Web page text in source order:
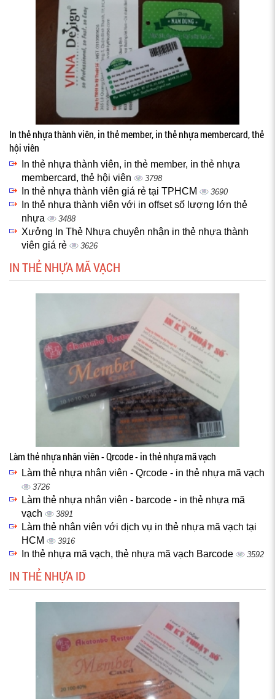
In thẻ nhựa thành viên, in thẻ member, in thẻ nhựa membercard, thẻ
hội viên
In thẻ nhựa thành viên, in thẻ member, in thẻ nhựa
membercard, thẻ hội viên
3798
In thẻ nhựa thành viên giá rẻ tại TPHCM 3690
In thẻ nhựa thành viên với in offset số lượng lớn thẻ
nhựa
3488
Xưởng In Thẻ Nhựa chuyên nhận in thẻ nhựa thành
viên giá rẻ
3626
IN THẺ NHỰA MÃ VẠCH
Làm thẻ nhựa nhân viên - Qrcode - in thẻ nhựa mã vạch
Làm thẻ nhựa nhân viên - Qrcode - in thẻ nhựa mã vạch
3726
Làm thẻ nhựa nhân viên - barcode - in thẻ nhựa mã
vạch
3891
Làm thẻ nhân viên với dịch vụ in thẻ nhựa mã vạch tại
HCM
3916
In thẻ nhựa mã vạch, thẻ nhựa mã vạch Barcode 3592
IN THẺ NHỰA ID